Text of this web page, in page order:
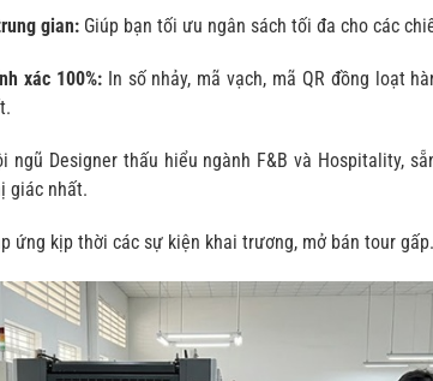
gian: Giúp bạn tối ưu ngân sách tối đa cho các
xác 100%:In số nhảy, mã vạch, mã QR đồng loạt
ngũ Designer thấu hiểu ngành F&B và Hospitality,
giác nhất.
ứng kịp thời các sự kiện khai trương, mở bán tour gấp.